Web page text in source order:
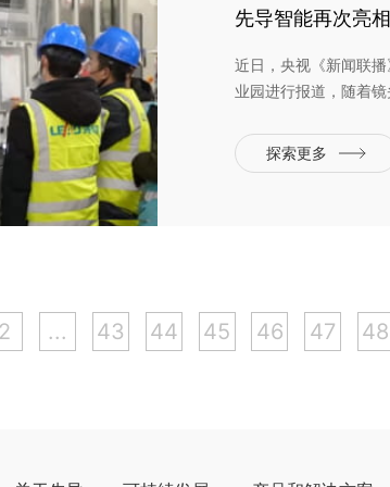
先导智能再次亮
近日，央视《新闻联
业园进行报道，随着
碳产业园区，园内上
了零碳...
探索更多
... 43 44 45 46 47 48